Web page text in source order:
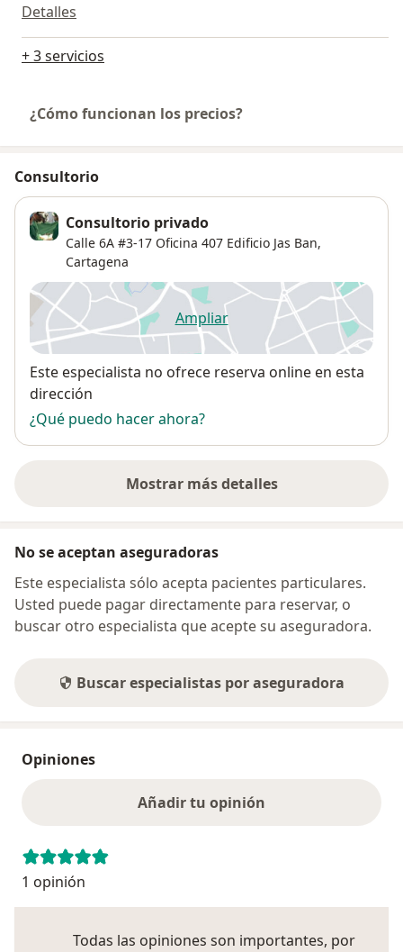
Detalles
+ 3 servicios
¿Cómo funcionan los precios?
Consultorio
Consultorio privado
Calle 6A #3-17 Oficina 407 Edificio Jas Ban,
Cartagena
Ampliarse abre en una nueva
Disponibilidad
Este especialista no ofrece reserva online en esta
dirección
¿Qué puedo hacer ahora?
Mostrar más detalles
sobre la dirección
No se aceptan aseguradoras
Este especialista sólo acepta pacientes particulares.
Usted puede pagar directamente para reservar, o
buscar otro especialista que acepte su aseguradora.
Buscar especialistas por aseguradora
Opiniones
Añadir tu opinión
1 opinión
Todas las opiniones son importantes, por